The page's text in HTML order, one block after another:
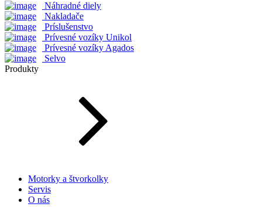
Náhradné diely
Nakladače
Príslušenstvo
Prívesné vozíky Unikol
Prívesné vozíky Agados
Selvo
Produkty
Motorky a štvorkolky
Servis
O nás